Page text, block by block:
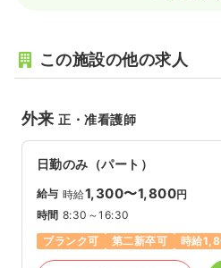
この施設の他の求人
外来正・准看護師
日勤のみ（パート）
給与 時給1,300〜1,800円
時間 8:30～16:30
ブランク可
第二新卒可 時給